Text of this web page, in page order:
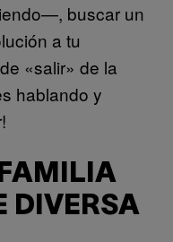
buscar un
a tu
«salir» de la
hablando y
DIVERSA